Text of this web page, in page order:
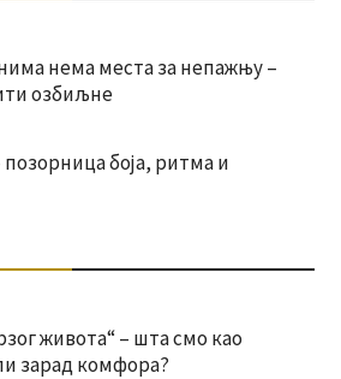
нема места за непажњу –
озбиљне
боја, ритма и
живота“ – шта смо као
зарад комфора?